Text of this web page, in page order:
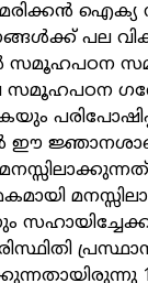
ഐക്യ
പല
സമൂഹപഠന
ഈ